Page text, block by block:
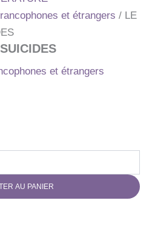
et étrangers / LE
et étrangers
AU PANIER